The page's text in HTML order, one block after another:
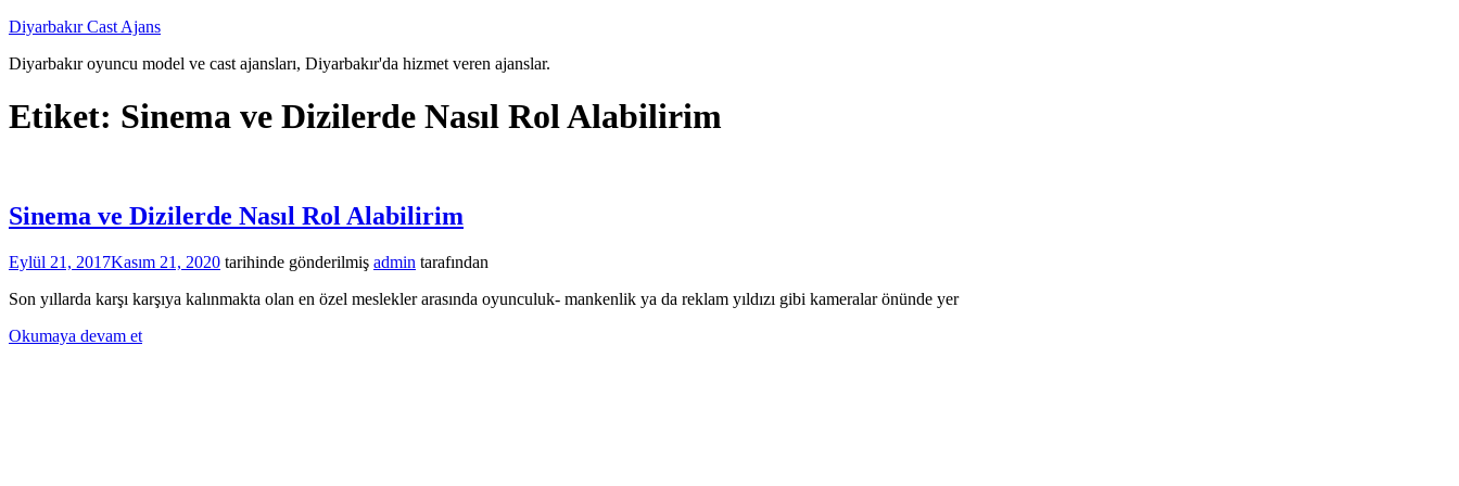
İçeriğe
Diyarbakır Cast Ajans
Diyarbakır oyuncu model ve cast ajansları, Diyarbakır'da hizmet veren ajanslar.
Etiket: Sinema ve Dizilerde Nasıl Rol Alabilirim
Sinema ve Dizilerde Nasıl Rol Alabilirim
Eylül 21, 2017Kasım 21, 2020 tarihinde gönderilmiş admin tarafından
Son yıllarda karşı karşıya kalınmakta olan en özel meslekler arasında oyunculuk- mankenlik ya da reklam yıldızı gibi kameralar önünde yer
Okumaya devam et